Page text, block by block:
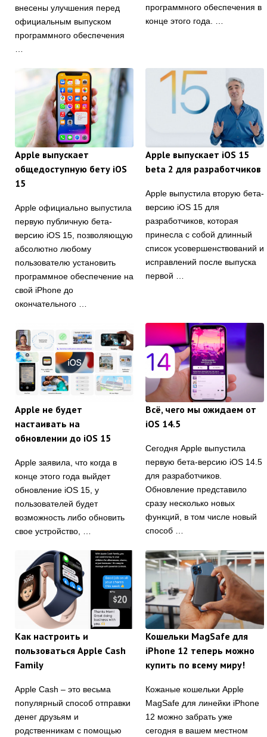
внесены улучшения перед
официальным выпуском
программного обеспечения
…
программного обеспечения в
конце этого года. …
Apple выпускает
общедоступную бету iOS
15
Apple официально выпустила
первую публичную бета-
версию iOS 15, позволяющую
абсолютно любому
пользователю установить
программное обеспечение на
свой iPhone до
окончательного …
Apple выпускает iOS 15
beta 2 для разработчиков
Apple выпустила вторую бета-
версию iOS 15 для
разработчиков, которая
принесла с собой длинный
список усовершенствований и
исправлений после выпуска
первой …
Apple не будет
настаивать на
обновлении до iOS 15
Apple заявила, что когда в
конце этого года выйдет
обновление iOS 15, у
пользователей будет
возможность либо обновить
свое устройство, …
Всё, чего мы ожидаем от
iOS 14.5
Сегодня Apple выпустила
первую бета-версию iOS 14.5
для разработчиков.
Обновление представило
сразу несколько новых
функций, в том числе новый
способ …
Как настроить и
пользоваться Apple Cash
Family
Apple Cash – это весьма
популярный способ отправки
денег друзьям и
родственникам с помощью
Кошельки MagSafe для
iPhone 12 теперь можно
купить по всему миру!
Кожаные кошельки Apple
MagSafe для линейки iPhone
12 можно забрать уже
сегодня в вашем местном